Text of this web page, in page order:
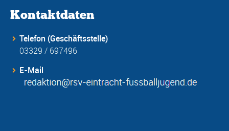
Kontaktdaten
Telefon (Geschäftsstelle)
03329 / 697496
E-Mail